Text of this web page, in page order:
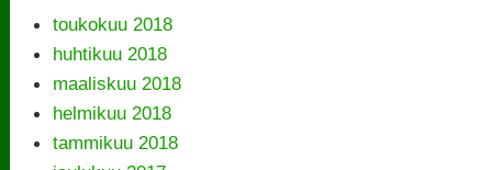
toukokuu 2018
huhtikuu 2018
maaliskuu 2018
helmikuu 2018
tammikuu 2018